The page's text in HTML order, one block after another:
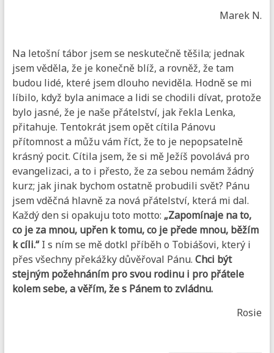
Marek N.
Na letošní tábor jsem se neskutečně těšila; jednak
jsem věděla, že je konečně blíž, a rovněž, že tam
budou lidé, které jsem dlouho neviděla. Hodně se mi
líbilo, když byla animace a lidi se chodili dívat, protože
bylo jasné, že je naše přátelství, jak řekla Lenka,
přitahuje. Tentokrát jsem opět cítila Pánovu
přítomnost a můžu vám říct, že to je nepopsatelně
krásný pocit. Cítila jsem, že si mě Ježíš povolává pro
evangelizaci, a to i přesto, že za sebou nemám žádný
kurz; jak jinak bychom ostatně probudili svět? Pánu
jsem vděčná hlavně za nová přátelství, která mi dal.
Každý den si opakuju toto motto: „Zapomínaje na to,
co je za mnou, upřen k tomu, co je přede mnou, běžím
k cíli.“I s ním se mě dotkl příběh o Tobiášovi, který i
přes všechny překážky důvěřoval Pánu. Chci být
stejným požehnáním pro svou rodinu i pro přátele
kolem sebe, a věřím, že s Pánem to zvládnu.
Rosie